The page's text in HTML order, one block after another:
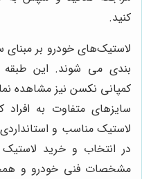
کنید.
لاستیک‌های خودرو بر مبنای
بندی می شوند. این طبقه
کمپانی نکسن نیز مشاهده
سایزهای متفاوت به
لاستیک مناسب و
در انتخاب و خرید
مشخصات فنی خودرو و